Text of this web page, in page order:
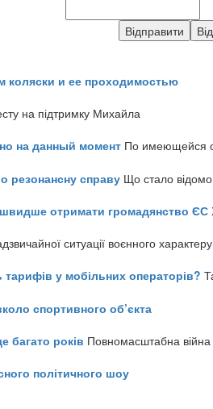
коляски и ее проходимостью
на підтримку Михайла
на данный момент По имеющейся
резонансну справу Що стало відомо
отримати громадянство ЄС
ситуації воєнного
у мобільних операторів?
спортивного об’єкта
багато років Повномасштабна війна
політичного шоу